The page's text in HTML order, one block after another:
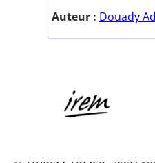
Auteur : Douady